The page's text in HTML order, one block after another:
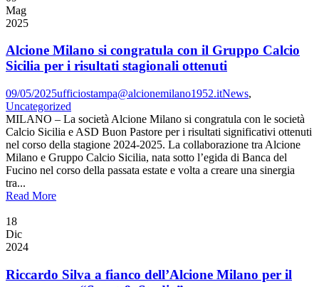
Mag
2025
Alcione Milano si congratula con il Gruppo Calcio
Sicilia per i risultati stagionali ottenuti
09/05/2025ufficiostampa@alcionemilano1952.itNews,
Uncategorized
MILANO – La società Alcione Milano si congratula con le società
Calcio Sicilia e ASD Buon Pastore per i risultati significativi ottenuti
nel corso della stagione 2024-2025. La collaborazione tra Alcione
Milano e Gruppo Calcio Sicilia, nata sotto l’egida di Banca del
Fucino nel corso della passata estate e volta a creare una sinergia
tra...
Read More
18
Dic
2024
Riccardo Silva a fianco dell’Alcione Milano per il